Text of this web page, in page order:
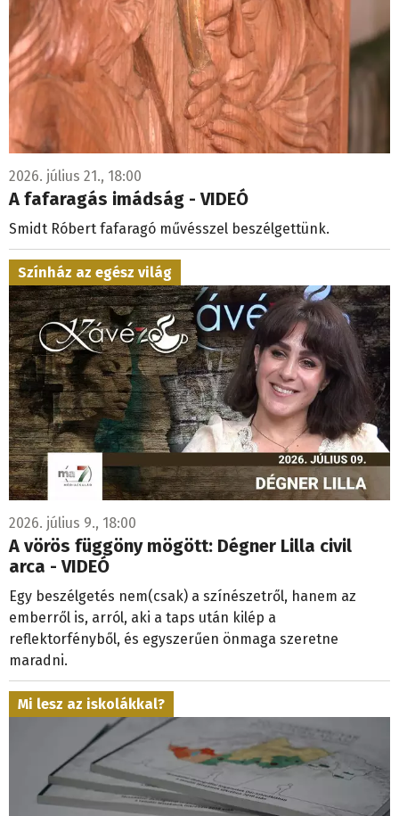
2026. július 21., 18:00
A fafaragás imádság - VIDEÓ
Smidt Róbert fafaragó művésszel beszélgettünk.
Színház az egész világ
2026. július 9., 18:00
A vörös függöny mögött: Dégner Lilla civil
arca - VIDEÓ
Egy beszélgetés nem(csak) a színészetről, hanem az
emberről is, arról, aki a taps után kilép a
reflektorfényből, és egyszerűen önmaga szeretne
maradni.
Mi lesz az iskolákkal?